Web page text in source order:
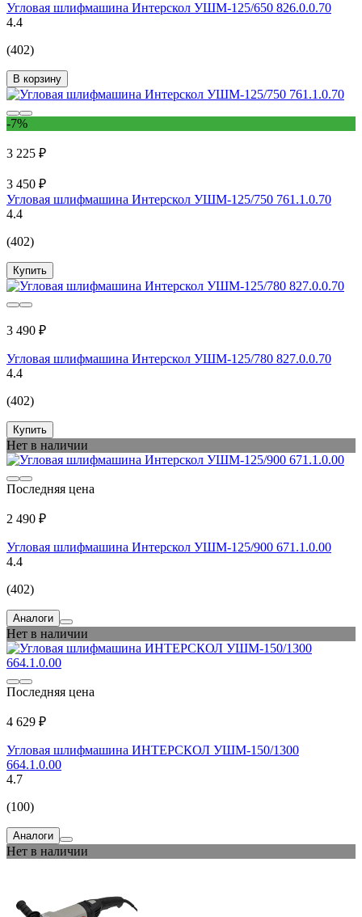
Угловая шлифмашина Интерскол УШМ-125/650 826.0.0.70
4.4
(402)
В корзину
-7%
3 225 ₽
3 450 ₽
Угловая шлифмашина Интерскол УШМ-125/750 761.1.0.70
4.4
(402)
Купить
3 490 ₽
Угловая шлифмашина Интерскол УШМ-125/780 827.0.0.70
4.4
(402)
Купить
Нет в наличии
Последняя цена
2 490 ₽
Угловая шлифмашина Интерскол УШМ-125/900 671.1.0.00
4.4
(402)
Аналоги
Нет в наличии
Последняя цена
4 629 ₽
Угловая шлифмашина ИНТЕРСКОЛ УШМ-150/1300
664.1.0.00
4.7
(100)
Аналоги
Нет в наличии